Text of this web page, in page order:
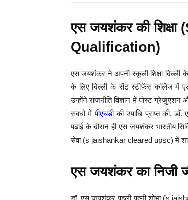
एस जयशंकर की
Qualification)
एस जयशंकर ने अपनी स्कूली शिक्षा दिल्ली
के लिए दिल्ली के सेंट स्टीफेंस कॉलेज में
उन्होंने राजनीति विज्ञान में पोस्ट ग्रेजुएशन
संबंधों मेंपीएचडी की उपाधि प्राप्त की.
पढाई के दौरान ही एस जयशंकर भारतीय
सेवा (s jaishankar cleared upsc) में
एस जयशंकर का